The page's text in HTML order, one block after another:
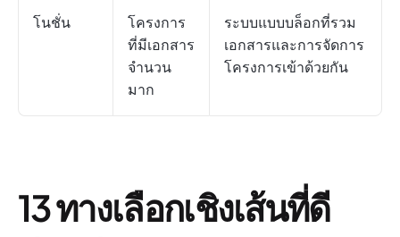
โนชั่น
โครงการ
ที่มีเอกสาร
จำนวน
มาก
ระบบแบบบล็อกที่รวม
เอกสารและการจัดการ
โครงการเข้าด้วยกัน
13 ทางเลือกเชิงเส้นที่ดี